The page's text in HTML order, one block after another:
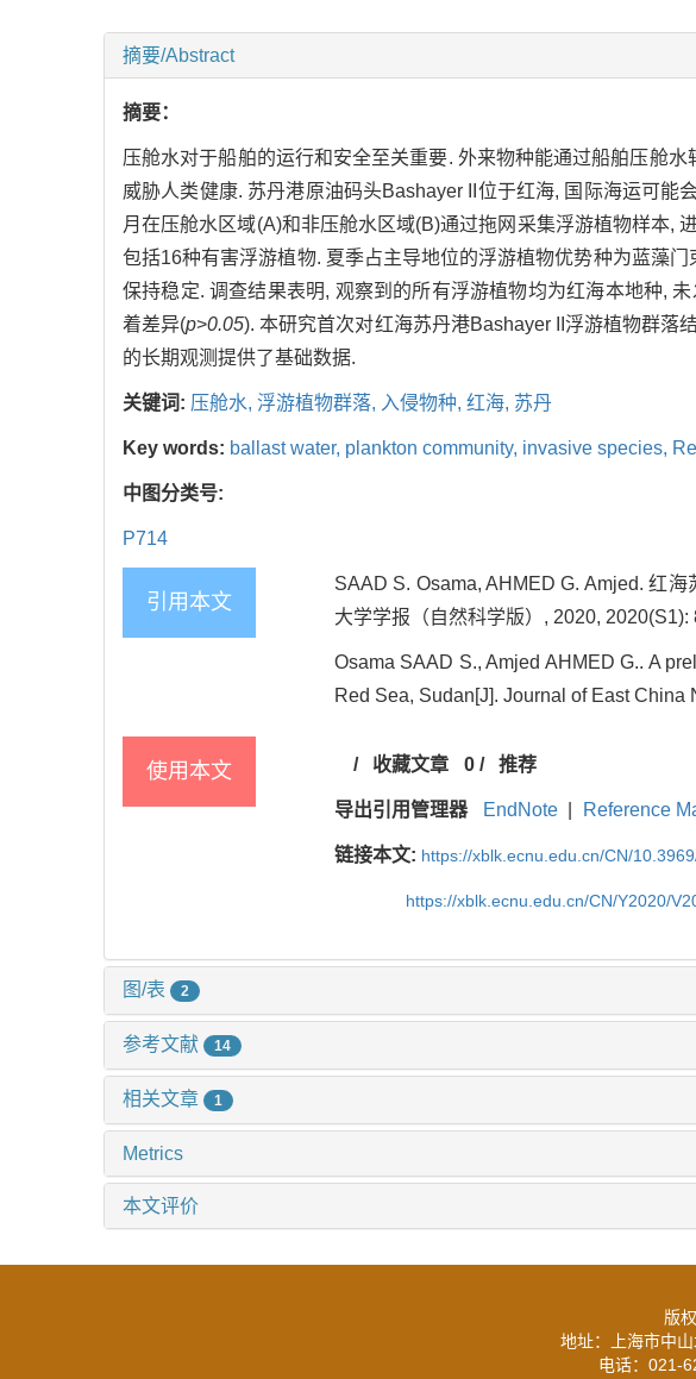
摘要/Abstract
摘要：
压舱水对于船舶的运行和安全至关重要. 外来物种能通过船舶压舱
威胁人类健康. 苏丹港原油码头Bashayer II位于红海, 国际海运可
月在压舱水区域(A)和非压舱水区域(B)通过拖网采集浮游植物样本,
包括16种有害浮游植物. 夏季占主导地位的浮游植物优势种为蓝藻
保持稳定. 调查结果表明, 观察到的所有浮游植物均为红海本地种,
着差异(p>0.05). 本研究首次对红海苏丹港Bashayer II浮游植物群落
的长期观测提供了基础数据.
关键词: 压舱水, 浮游植物群落, 入侵物种, 红海, 苏丹
Key words: ballast water, plankton community, invasive species,
中图分类号:
P714
引用本文
SAAD S. Osama, AHMED G. Amjed. 红
大学学报（自然科学版）, 2020, 2020(S1):
Osama SAAD S., Amjed AHMED G.. A
Red Sea, Sudan[J]. Journal of East
使用本文 / 收藏文章 0/ 推荐
导出引用管理器 EndNote Reference
链接本文: https://xblk.ecnu.edu.cn/CN/
https://xblk.ecnu.edu.cn/CN/Y2020/
图/表 2
参考文献 14
相关文章 1
Metrics
本文评价
版
地址：上海市中
电话：021-